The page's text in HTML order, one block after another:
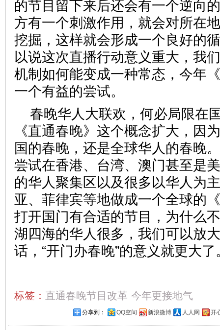
的节目留下来后还会有一个逆向
方有一个刺激作用，就会对所在
挖掘，这样就会形成一个良好的
以说这次直播行动意义重大，我
机制如何能变成一种常态，今年
一个有益的尝试。
春晚华人大联欢，何必局限在
《直通春晚》这个概念扩大，因
国的春晚，还是全球华人的春晚
尝试在香港、台湾、澳门甚至是
的华人聚集区以及很多以华人为
亚、菲律宾等地做成一个全球的
打开国门有合适的节目，为什么
湖四海的华人很多，我们可以放
话，“开门办春晚”的意义就更大了
标签： 直通春晚节目改革 今年更接地气
分享到： QQ空间 新浪微博 人人网 开